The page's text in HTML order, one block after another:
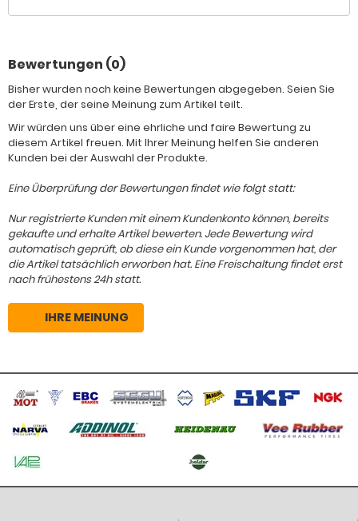
Bewertungen (0)
Bisher wurden noch keine Bewertungen abgegeben. Seien Sie
der Erste, der seine Meinung zum Artikel teilt.
Wir würden uns über eine ehrliche und faire Bewertung zu
diesem Artikel freuen. Mit Ihrer Meinung helfen Sie anderen
Kunden bei der Auswahl der Produkte.
Eine Überprüfung der Bewertungen findet wie folgt statt:
Nur registrierte Kunden mit einem Kundenkonto können, bereits
gekaufte und erhalte Artikel bewerten. Jede Bewertung wird
automatisch geprüft, ob diese ein Kunde vorgenommen hat, der
die Artikel tatsächlich erworben hat. Eine Freischaltung findet erst
nach frühestens 24h statt.
IHRE MEINUNG